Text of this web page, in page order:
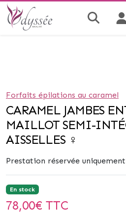
Forfaits épilations au caramel
CARAMEL JAMBES
MAILLOT SEMI-
AISSELLES ♀
Prestation réservée
En stock
78,00€ TTC